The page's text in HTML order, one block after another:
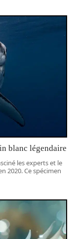
blanc légendaire
les experts et le
2020. Ce spécimen